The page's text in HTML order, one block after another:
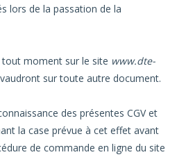
lors de la passation de la
tout moment sur le site www.dte-
sur toute autre document.
des présentes CGV et
la case prévue à cet effet avant
de commande en ligne du site